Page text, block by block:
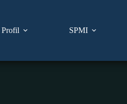
Profil SPMI